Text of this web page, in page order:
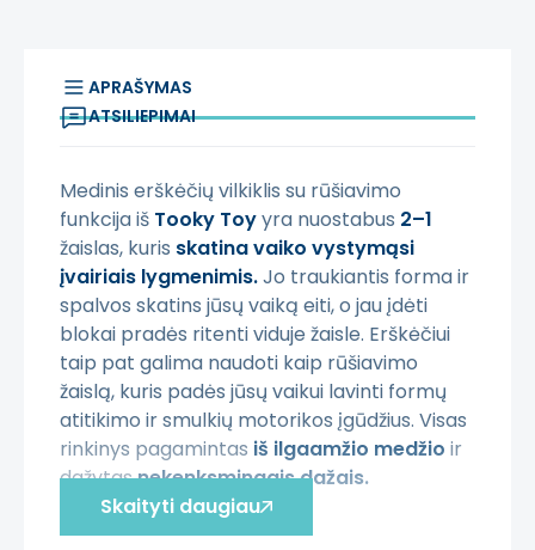
APRAŠYMAS
ATSILIEPIMAI
Medinis erškėčių vilkiklis su rūšiavimo
funkcija iš Tooky Toyyra nuostabus 2–1
žaislas, kuris skatina vaiko vystymąsi
įvairiais lygmenimis.Jo traukiantis forma ir
spalvos skatins jūsų vaiką eiti, o jau įdėti
blokai pradės ritenti viduje žaisle. Erškėčiui
taip pat galima naudoti kaip rūšiavimo
žaislą, kuris padės jūsų vaikui lavinti formų
atitikimo ir smulkių motorikos įgūdžius. Visas
rinkinys pagamintas iš ilgaamžio medžio ir
dažytasnekenksmingais dažais.
Skaityti daugiau